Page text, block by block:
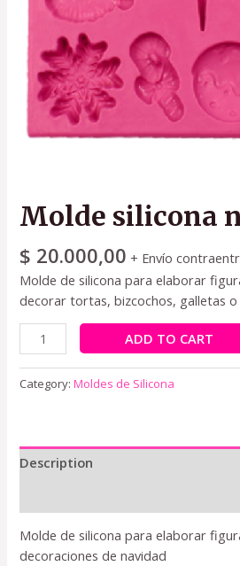
Molde silicona
$ 20.000,00 + Envío
Molde de silicona para elaborar
decorar tortas, bizcochos, galletas o
ADD TO CART
Category:Moldes de Silicona
Description
Molde de silicona para elaborar
decoraciones de navidad